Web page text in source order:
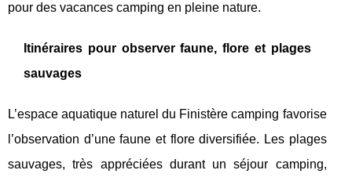
pour des vacances camping en pleine nature.
Itinéraires pour observer faune, flore et plages
sauvages
L’espace aquatique naturel du Finistère camping favorise
l’observation d’une faune et flore diversifiée. Les plages
sauvages, très appréciées durant un séjour camping,